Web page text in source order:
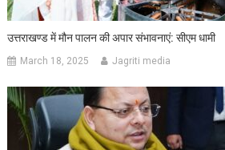
उत्तराखण्ड में मौन पालन की अपार संभावनाएं: सीएम धामी
March 18, 2025 Jagriti media